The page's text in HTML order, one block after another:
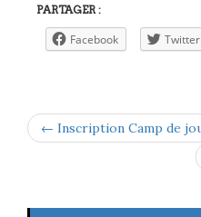
PARTAGER :
Facebook Twitter
← Inscription Camp de